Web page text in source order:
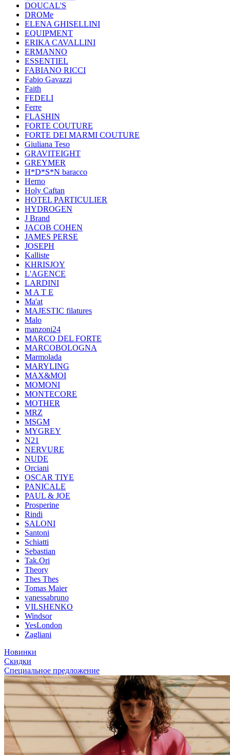
DOUCAL'S
DROMe
ELENA GHISELLINI
EQUIPMENT
ERIKA CAVALLINI
ERMANNO
ESSENTIEL
FABIANO RICCI
Fabio Gavazzi
Faith
FEDELI
Ferre
FLASHIN
FORTE COUTURE
FORTE DEI MARMI COUTURE
Giuliana Teso
GRAVITEIGHT
GREYMER
H*D*S*N baracco
Herno
Holy Caftan
HOTEL PARTICULIER
HYDROGEN
J Brand
JACOB COHEN
JAMES PERSE
JOSEPH
Kalliste
KHRISJOY
L'AGENCE
LARDINI
M A T E
Ma'at
MAJESTIC filatures
Malo
manzoni24
MARCO DEL FORTE
MARCOBOLOGNA
Marmolada
MARYLING
MAX&MOI
MOMONI
MONTECORE
MOTHER
MRZ
MSGM
MYGREY
N21
NERVURE
NUDE
Orciani
OSCAR TIYE
PANICALE
PAUL & JOE
Prosperine
Rindi
SALONI
Santoni
Schiatti
Sebastian
Tak.Ori
Theory
Thes Thes
Tomas Maier
vanessabruno
VILSHENKO
Windsor
YesLondon
Zagliani
Новинки
Скидки
Специальное предложение